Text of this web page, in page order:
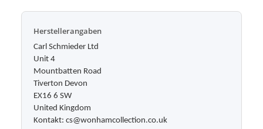
Herstellerangaben
Carl Schmieder Ltd
Unit 4
Mountbatten Road
Tiverton Devon
EX16 6 SW
United Kingdom
Kontakt: cs@wonhamcollection.co.uk